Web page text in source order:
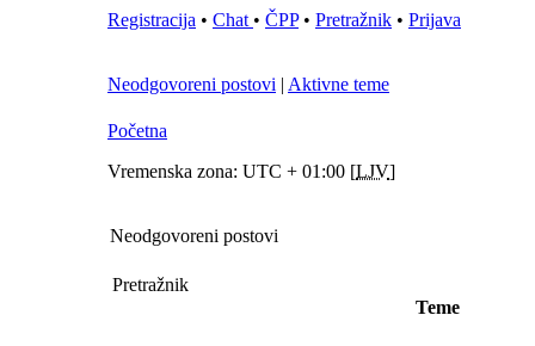
Registracija • Chat • ČPP• Pretražnik • Prijava
Neodgovoreni postovi | Aktivne teme
Početna
Vremenska zona: UTC + 01:00 [LJV]
Neodgovoreni postovi
Pretražnik
Teme